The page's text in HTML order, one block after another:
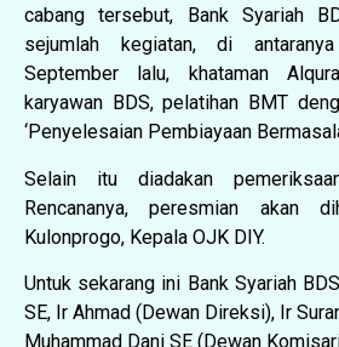
cabang tersebut, Bank Syariah
sejumlah kegiatan, di
September lalu, khataman
karyawan BDS, pelatihan BMT
‘Penyelesaian Pembiayaan
Selain itu diadakan
Rencananya, peresmian akan
Kulonprogo, Kepala OJK DIY.
Untuk sekarang ini Bank Syariah
SE, Ir Ahmad (Dewan Direksi), Ir
Muhammad Dani SE (Dewan